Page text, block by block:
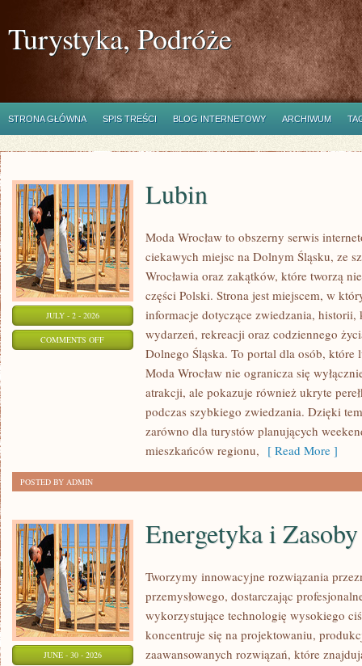
Turystyka, Podróże
STRONA GŁÓWNA SPIS TREŚCI BLOG INTERNETOWY ARCHIWUM
JULY - 2 - 2026
COMMENTS OFFON
Lubin
Moda Wrocław to obszerny serwis
ciekawych miejsc na Dolnym Śląsku, ze
Wrocławia oraz zakątków, które tworzą
części Polski. Strona jest miejscem, w
informacje dotyczące zwiedzania,
wydarzeń, rekreacji oraz codziennego
Dolnego Śląska. To portal dla osób,
Moda Wrocław nie ogranicza się
atrakcji, ale pokazuje również ukryte
podczas szybkiego zwiedzania. Dzięki
zarówno dla turystów planujących
mieszkańców regionu, [ Read More ]
POSTED BY ADMIN
JUNE - 30 - 2026
Energetyka i Zasoby
Tworzymy innowacyjne rozwiązania
przemysłowego, dostarczając
wykorzystujące technologię wysokiego
koncentruje się na projektowaniu,
zaawansowanych rozwiązań, które